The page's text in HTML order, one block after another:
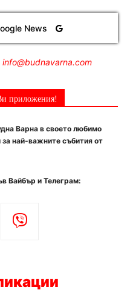
News
info@budnavarna.com
приложения!
Варна в своето любимо
най-важните събития от
Вайбър и Телеграм: